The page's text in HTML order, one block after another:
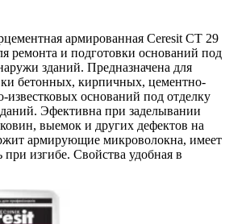
армированная Ceresit CT 29
ремонта и подготовки оснований под
зданий. Предназначена для
бетонных, кирпичных, цементно-
известковых оснований под отделку
Эфективна при заделывании
выемок и других дефектов на
армирующие микроволокна, имеет
изгибе. Свойства удобная в